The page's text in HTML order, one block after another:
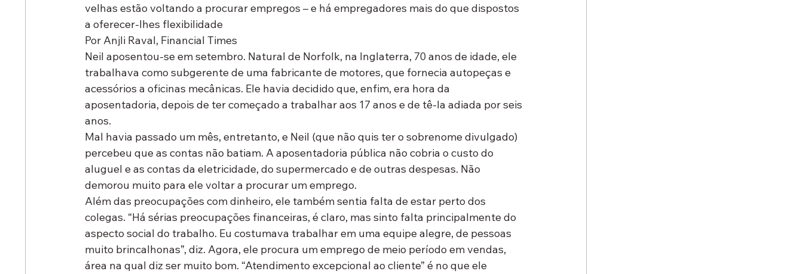
velhas estão voltando a procurar empregos – e há empregadores mais do que dispostos
a oferecer-lhes flexibilidade
Por Anjli Raval, Financial Times
Neil aposentou-se em setembro. Natural de Norfolk, na Inglaterra, 70 anos de idade, ele
trabalhava como subgerente de uma fabricante de motores, que fornecia autopeças e
acessórios a oficinas mecânicas. Ele havia decidido que, enfim, era hora da
aposentadoria, depois de ter começado a trabalhar aos 17 anos e de tê-la adiada por seis
anos.
Mal havia passado um mês, entretanto, e Neil (que não quis ter o sobrenome divulgado)
percebeu que as contas não batiam. A aposentadoria pública não cobria o custo do
aluguel e as contas da eletricidade, do supermercado e de outras despesas. Não
demorou muito para ele voltar a procurar um emprego.
Além das preocupações com dinheiro, ele também sentia falta de estar perto dos
colegas. “Há sérias preocupações financeiras, é claro, mas sinto falta principalmente do
aspecto social do trabalho. Eu costumava trabalhar em uma equipe alegre, de pessoas
muito brincalhonas”, diz. Agora, ele procura um emprego de meio período em vendas,
área na qual diz ser muito bom. “Atendimento excepcional ao cliente” é no que ele